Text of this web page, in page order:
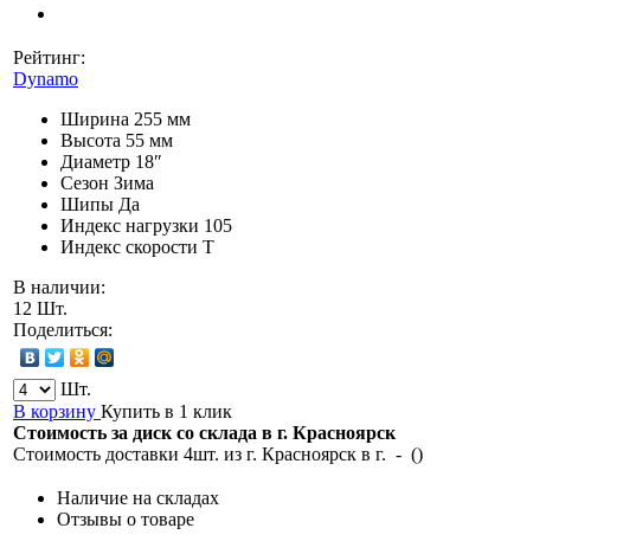
Рейтинг:
Dynamo
Ширина 255 мм
Высота 55 мм
Диаметр 18″
Сезон Зима
Шипы Да
Индекс нагрузки 105
Индекс скорости T
В наличии:
12 Шт.
Поделиться:
Шт.
В корзину Купить в 1 клик
Стоимость за диск со склада в г. Красноярск
Стоимость доставки 4шт. из г. Красноярск в г. - ()
Наличие на складах
Отзывы о товаре